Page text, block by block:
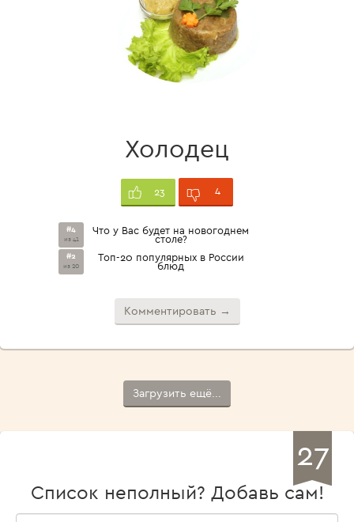
Холодец
23 4
#4
из 41
Что у Вас будет на новогоднем
столе?
#2
из 20
Топ-20 популярных в России
блюд
Комментировать →
Загрузить ещё...
27
Список неполный? Добавь сам!